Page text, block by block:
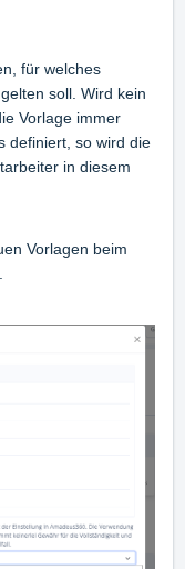
für welches
soll. Wird kein
Vorlage immer
definiert, so wird die
in diesem
Vorlagen beim